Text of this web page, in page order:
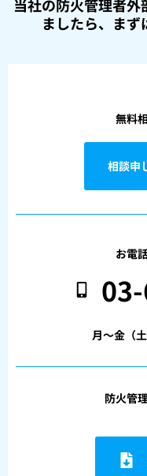
当社の防火管理者
ましたら、 まず
無料
相談申
お電
月〜金（
防火管